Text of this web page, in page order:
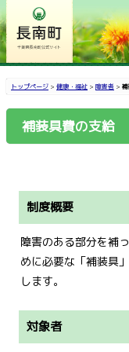
トップページ > 健康・福祉 > 障害者 >
補装具費の支給
制度概要
障害のある部分を補
めに必要な「補装具
します。
対象者